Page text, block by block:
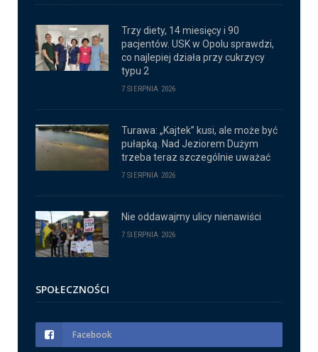
Trzy diety, 14 miesięcy i 90
pacjentów. USK w Opolu sprawdzi,
co najlepiej działa przy cukrzycy
typu 2
7 SIERPNIA 2026
Turawa: „Kajtek” kusi, ale może być
pułapką. Nad Jeziorem Dużym
trzeba teraz szczególnie uważać
7 SIERPNIA 2026
Nie oddawajmy ulicy nienawiści
7 SIERPNIA 2026
SPOŁECZNOŚCI
Facebook